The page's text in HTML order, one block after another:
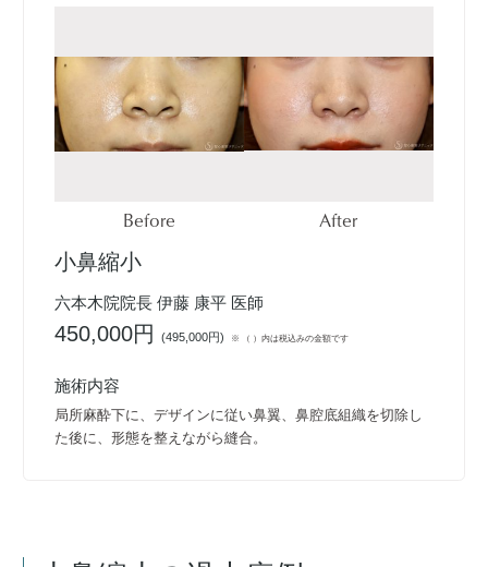
Before After
小鼻縮小
六本木院院長 伊藤 康平 医師
450,000円(495,000円) ※ （ ）内は税込みの金額です
施術内容
局所麻酔下に、デザインに従い鼻翼、鼻腔底組織を切除し
た後に、形態を整えながら縫合。